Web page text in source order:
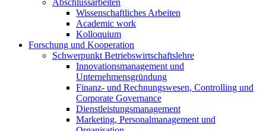
Abschlussarbeiten
Wissenschaftliches Arbeiten
Academic work
Kolloquium
Forschung und Kooperation
Schwerpunkt Betriebswirtschaftslehre
Innovationsmanagement und
Unternehmensgründung
Finanz- und Rechnungswesen, Controlling und
Corporate Governance
Dienstleistungsmanagement
Marketing, Personalmanagement und